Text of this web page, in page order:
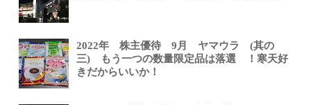
2022年 株主優待 9月 ヤマウラ (其の
三) もう一つの数量限定品は落選 ！寒天好
きだからいいか！